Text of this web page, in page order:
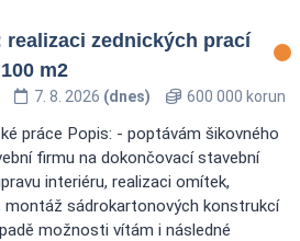
realizaci zednických prací
m2
7. 8. 2026 (dnes) 600 000 korun
práce Popis: - poptávám šikovného
firmu na dokončovací stavební
interiéru, realizaci omítek,
montáž sádrokartonových konstrukcí
možnosti vítám i následné